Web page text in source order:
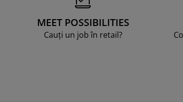
MEET POSSIBILITIES
Cauți un job în retail?